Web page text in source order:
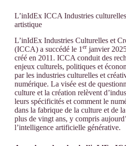
L’inIdEx ICCA Industries
artistique
L’inIdEx Industries Culturelles et
(ICCA) a succédé le 1 er janvier
créé en 2011. ICCA conduit des
enjeux culturels, politiques et
par les industries culturelles et
numérique. La visée est de
culture et la création relèvent
leurs spécificités et comment le
dans la fabrique de la culture et de
plus de vingt ans, y compris
l’intelligence artificielle générative.